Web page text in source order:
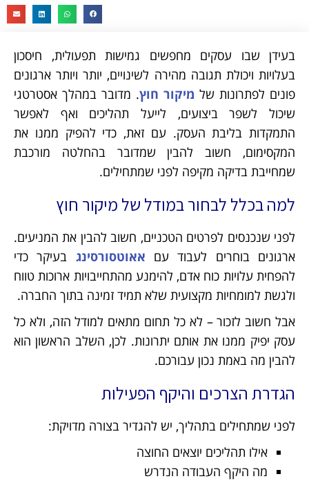
בעידן שבו עסקים מחפשים גמישות תפעולית, חיסכון
בעלויות ויכולת תגובה מהירה לשינויים, יותר ויותר ארגונים
פונים לפתרונות של מיקור חוץ. מדובר במהלך אסטרטגי
שיכול לשפר ביצועים, לייעל תהליכים ואף לאפשר
התמקדות בליבת העסק. עם זאת, כדי להפיק ממנו את
המקסימום, חשוב להבין שמדובר בהחלטה מורכבת
שמחייבת בדיקה מקיפה לפני שמתחילים.
למה בכלל לבחור במודל של מיקור חוץ
לפני שנכנסים לפרטים הטכניים, חשוב להבין את המניעים.
ארגונים בוחרים לעבוד עם אאוטסורסינג בעיקר כדי
להפחית עלויות כוח אדם, להימנע מהתחייבויות ארוכות טווח
ולגשת למומחיות מקצועית שלא תמיד זמינה בתוך החברה.
אבל חשוב לזכור – לא כל תחום מתאים למודל הזה, ולא כל
עסק יפיק ממנו את אותם יתרונות. לכן, השלב הראשון הוא
להבין מה באמת נכון עבורכם.
הגדרת הצרכים והיקף הפעילות
לפני שמתחילים בתהליך, יש להגדיר בצורה מדויקת:
אילו תהליכים יוצאים החוצה
מה היקף העבודה הנדרש